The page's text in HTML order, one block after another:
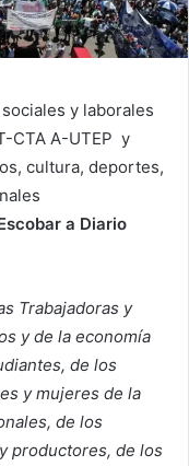
y laborales
CTA A-UTEP y
cultura, deportes,
a Diario
Trabajadoras y
y de la economía
de los
y mujeres de la
de los
productores, de los